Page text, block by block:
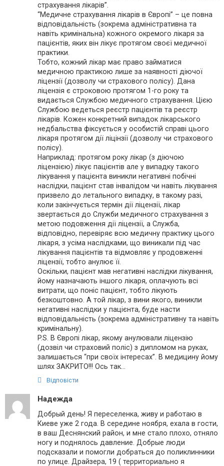
страхування лікарів”.
“Медичне страхування лікарів в Європі” – це повна
відповідальність (зокрема адміністративна та
навіть кримінальна) кожного окремого лікаря за
пацієнтів, яких він лікує протягом своєї медичної
практики.
Тобто, кожний лікар має право займатися
медичною практикою лише за наявності діючої
ліцензії (дозволу чи страхового полісу). Дана
ліцензія є строковою протягом 1-го року та
видається Службою медичного страхування. Цією
Службою ведеться реєстр пацієнтів та реєстр
лікарів. Кожен конкретний випадок лікарського
недбальства фіксується у особистій справі цього
лікаря протягом дії ліцінзії (дозволу чи страхового
полісу).
Наприклад: протягом року лікар (з діючою
ліцензією) лікує пацієнтів але у випадку такого
лікування у пацієнта виникли негативні побічні
наслідки, пацієнт став інвалідом чи навіть лікування
призвело до летального випадку, в такому разі,
коли закінчується термін дії ліцензії, лікар
звертається до Служби медичного страхування з
метою подовження дії ліцензії, а Служба,
відповідно, перевіряє всю медичну практику цього
лікаря, з усіма наслідками, що виникали під час
лікування пацієнтів та відмовляє у продовженні
ліцензії, тобто анулює її.
Оскільки, пацієнт мав негативні наслідки лікування,
йому назначають іншого лікаря, оплачують всі
витрати, що поніс пацієнт, тобто лікують
безкоштовно. А той лікар, з вини якого, виникли
негативні наслідки у пацієнта, буде насти
відповідальність (зокрема адміністративну та навіть
кримінальну).
P.S. В Європі лікар, якому анулювали ліцензію
(дозвіл чи страховий поліс) з дипломом на руках,
залишається “при своїх інтересах”. В медицину йому
шлях ЗАКРИТО!!! Ось так…
Відповісти
Надежда
Добрый день! Я переселенка, живу и работаю в
Киеве уже 2 года. В середине ноября, ехала в гости,
в ваш Деснянский район, и мне стало плохо, отняло
ногу и поднялось давление. Добрые люди
подсказали и помогли добраться до поликлинники
по улице. Драйзера, 19 ( территориально я